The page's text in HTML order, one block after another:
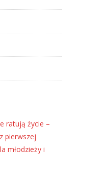
ratują życie –
pierwszej
młodzieży i